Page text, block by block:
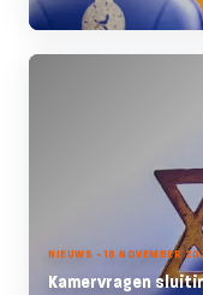
NIEUWS - 18 NOVEMBER
Kamervragen